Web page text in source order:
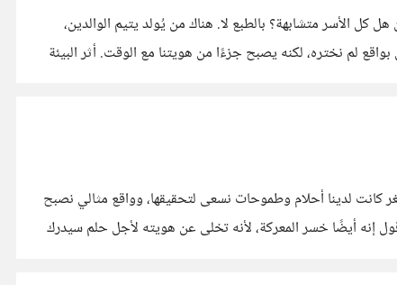
كل الأسر متشابهة؟ بالطبع لا. هناك من يُولد يتيم الوالدين،
لم نختره، لكنه يصبح جزءًا من هويتنا مع الوقت. أثر البيئة
كانت لدينا أحلام وطموحات نسعى لتحقيقها، وواقع مثالي نصبح
إنه أيضًا خسر المعركة، لأنه تخلى عن هويته لأجل حلم سيدرك